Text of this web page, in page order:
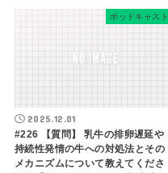
ポッドキャスト
2025.12.01
#226 【質問】 乳牛の排卵遅延や
持続性発情の牛への対処法とその
メカニズムについて教えてくださ